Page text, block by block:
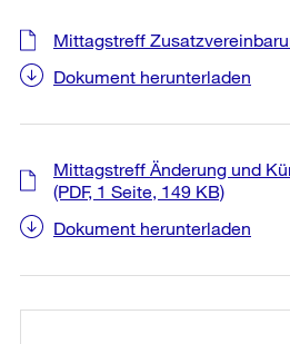
Mittagstreff
Dokument herunterladen
Mittagstreff Änderung und
(PDF, 1 Seite, 149 KB)
Dokument herunterladen